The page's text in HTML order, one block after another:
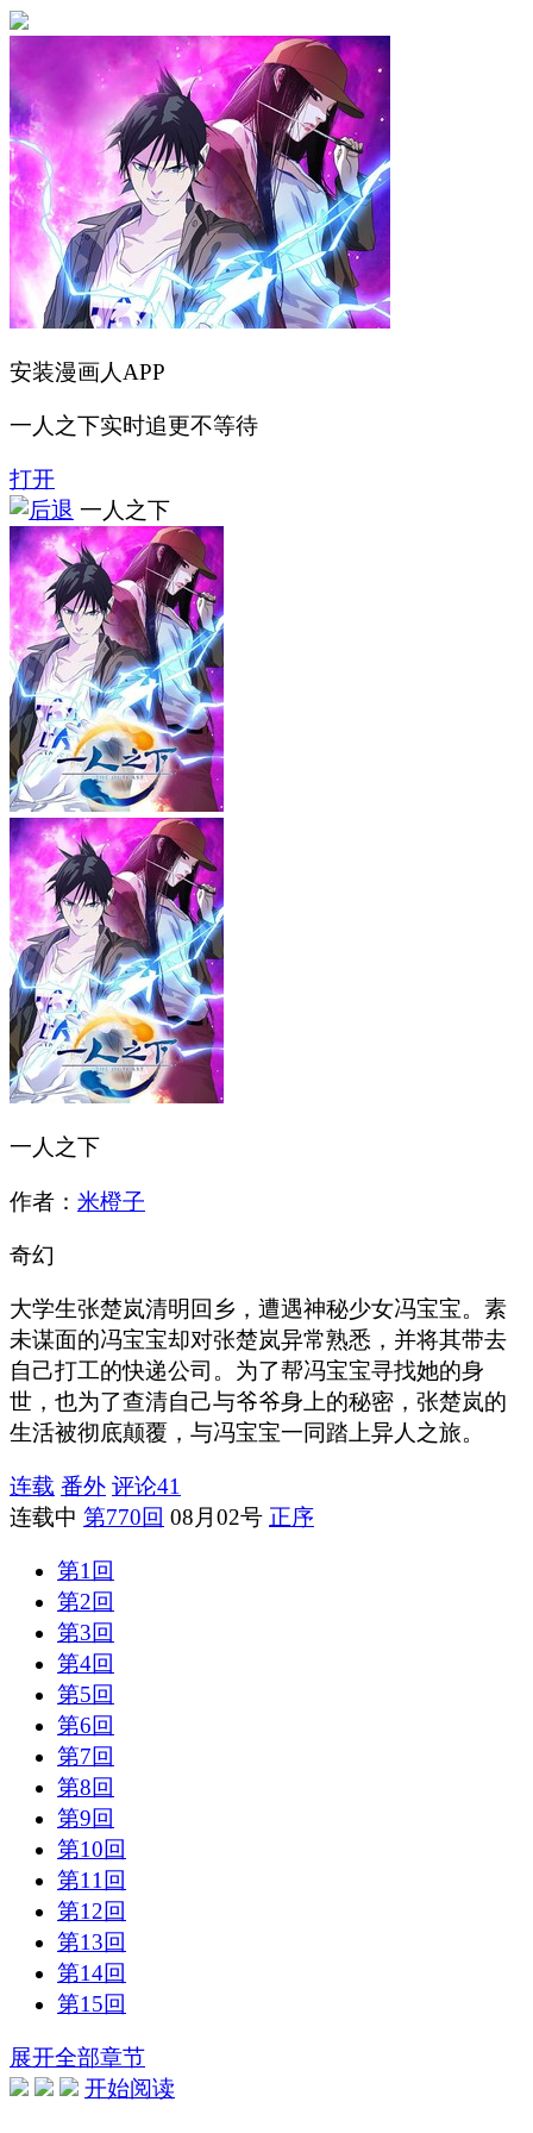
安装漫画人APP
一人之下实时追更不等待
打开
一人之下
一人之下
作者： 米橙子
奇幻
大学生张楚岚清明回乡，遭遇神秘少女冯宝宝。素
未谋面的冯宝宝却对张楚岚异常熟悉，并将其带去
自己打工的快递公司。为了帮冯宝宝寻找她的身
世，也为了查清自己与爷爷身上的秘密，张楚岚的
生活被彻底颠覆，与冯宝宝一同踏上异人之旅。
连载 番外 评论41
连载中 第770回 08月02号 正序
第1回
第2回
第3回
第4回
第5回
第6回
第7回
第8回
第9回
第10回
第11回
第12回
第13回
第14回
第15回
展开全部章节
开始阅读